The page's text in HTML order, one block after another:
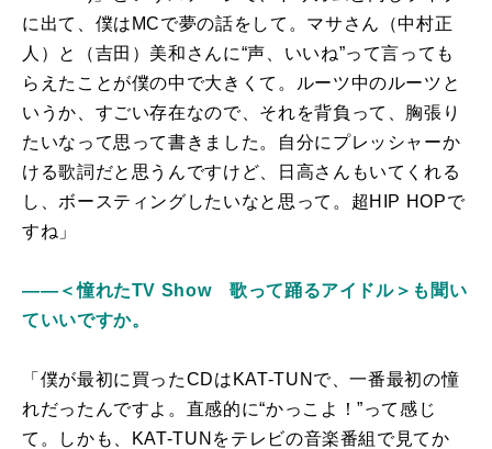
に出て、僕はMCで夢の話をして。マサさん（中村正
人）と（吉田）美和さんに“声、いいね”って言っても
らえたことが僕の中で大きくて。ルーツ中のルーツと
いうか、すごい存在なので、それを背負って、胸張り
たいなって思って書きました。自分にプレッシャーか
ける歌詞だと思うんですけど、日高さんもいてくれる
し、ボースティングしたいなと思って。超HIP HOPで
すね」
――＜憧れたTV Show 歌って踊るアイドル＞も聞い
ていいですか。
「僕が最初に買ったCDはKAT-TUNで、一番最初の憧
れだったんですよ。直感的に“かっこよ！”って感じ
て。しかも、KAT-TUNをテレビの音楽番組で見てか